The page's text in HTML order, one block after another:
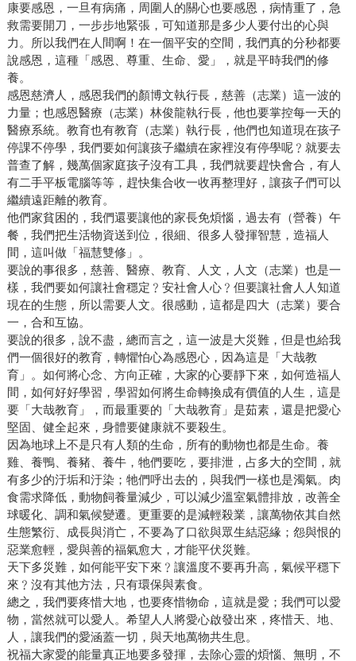
康要感恩，一旦有病痛，周圍人的關心也要感恩，病情重了，急
救需要開刀，一步步地緊張，可知道那是多少人要付出的心與
力。所以我們在人間啊！在一個平安的空間，我們真的分秒都要
說感恩，這種「感恩、尊重、生命、愛」，就是平時我們的修
養。
感恩慈濟人，感恩我們的顏博文執行長，慈善（志業）這一波的
力量；也感恩醫療（志業）林俊龍執行長，他也要掌控每一天的
醫療系統。教育也有教育（志業）執行長，他們也知道現在孩子
停課不停學，我們要如何讓孩子繼續在家裡沒有停學呢﹖就要去
普查了解，幾萬個家庭孩子沒有工具，我們就要趕快會合，有人
有二手平板電腦等等，趕快集合收一收再整理好，讓孩子們可以
繼續遠距離的教育。
他們家貧困的，我們還要讓他的家長免煩惱，過去有（營養）午
餐，我們把生活物資送到位，很細、很多人發揮智慧，造福人
間，這叫做「福慧雙修」。
要說的事很多，慈善、醫療、教育、人文，人文（志業）也是一
樣，我們要如何讓社會穩定﹖安社會人心﹖但要讓社會人人知道
現在的生態，所以需要人文。很感動，這都是四大（志業）要合
一，合和互協。
要說的很多，說不盡，總而言之，這一波是大災難，但是也給我
們一個很好的教育，轉懼怕心為感恩心，因為這是「大哉教
育」。如何將心念、方向正確，大家的心要靜下來，如何造福人
間，如何好好學習，學習如何將生命轉換成有價值的人生，這是
要「大哉教育」，而最重要的「大哉教育」是茹素，還是把愛心
堅固、健全起來，身體要健康就不要殺生。
因為地球上不是只有人類的生命，所有的動物也都是生命。養
雞、養鴨、養豬、養牛，牠們要吃，要排泄，占多大的空間，就
有多少的汙垢和汙染；牠們呼出去的，與我們一樣也是濁氣。肉
食需求降低，動物飼養量減少，可以減少溫室氣體排放，改善全
球暖化、調和氣候變遷。更重要的是減輕殺業，讓萬物依其自然
生態繁衍、成長與消亡，不要為了口欲與眾生結惡緣；怨與恨的
惡業愈輕，愛與善的福氣愈大，才能平伏災難。
天下多災難，如何能平安下來﹖讓溫度不要再升高，氣候平穩下
來﹖沒有其他方法，只有環保與素食。
總之，我們要疼惜大地，也要疼惜物命，這就是愛；我們可以愛
物，當然就可以愛人。希望人人將愛心啟發出來，疼惜天、地、
人，讓我們的愛涵蓋一切，與天地萬物共生息。
祝福大家愛的能量真正地要多發揮，去除心靈的煩惱、無明，不